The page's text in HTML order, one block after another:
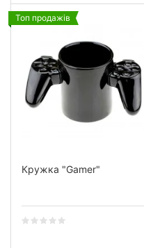
Топ продажів
Кружка "Gamer"